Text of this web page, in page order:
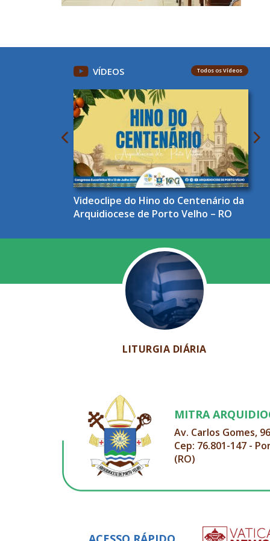
VÍDEOS Todos os Vídeos
Videoclipe do Hino do Centenário da
Arquidiocese de Porto Velho – RO
LITURGIA DIÁRIA
MITRA
Av. Carlos Gomes,
Cep: 76.801-147 -
(RO)